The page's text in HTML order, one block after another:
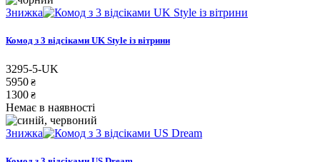
Знижка
Комод з 3 відсіками UK Style із вітрини
3295-5-UK
5950 ₴
1300 ₴
Немає в наявності
Знижка